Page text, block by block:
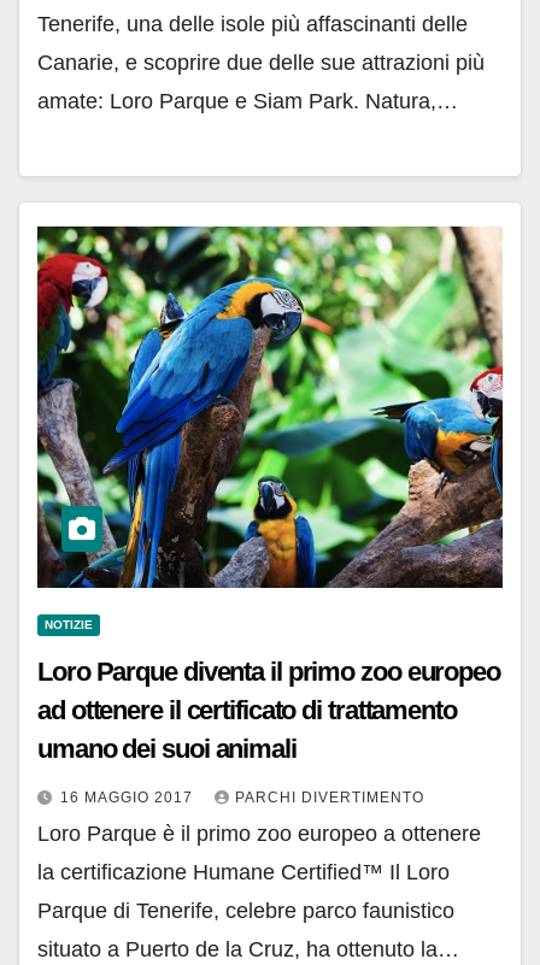
Tenerife, una delle isole più affascinanti delle
Canarie, e scoprire due delle sue attrazioni più
amate: Loro Parque e Siam Park. Natura,…
NOTIZIE
Loro Parque diventa il primo zoo europeo
ad ottenere il certificato di trattamento
umano dei suoi animali
16 MAGGIO 2017 PARCHI DIVERTIMENTO
Loro Parque è il primo zoo europeo a ottenere
la certificazione Humane Certified™ Il Loro
Parque di Tenerife, celebre parco faunistico
situato a Puerto de la Cruz, ha ottenuto la…